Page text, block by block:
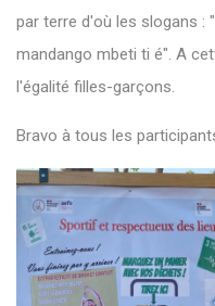
par terre d'où les slogans :
mandango mbeti ti é". A
l'égalité filles-garçons.
Bravo à tous les